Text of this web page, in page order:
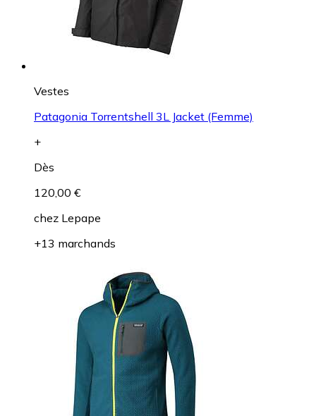
Vestes
Patagonia Torrentshell 3L Jacket (Femme)
+
Dès
120,00 €
chez Lepape
+13 marchands